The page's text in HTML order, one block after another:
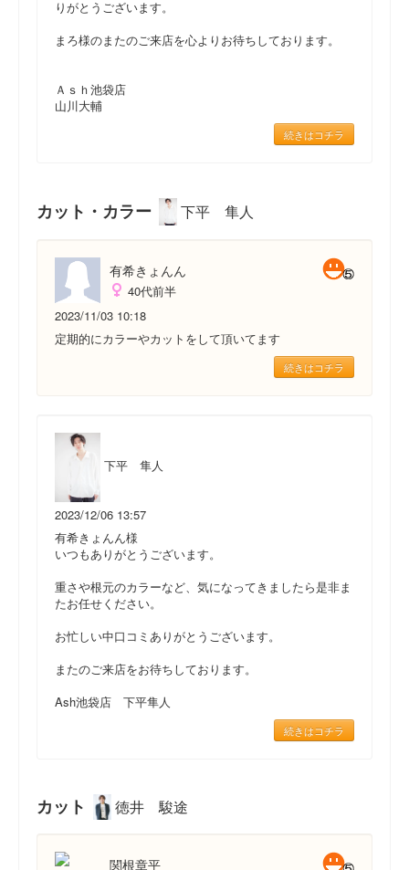
りがとうございます。
まろ様のまたのご来店を心よりお待ちしております。
Ａｓｈ池袋店
山川大輔
続きはコチラ
カット・カラー 下平 隼人
有希きょんん
40代前半
2023/11/03 10:18
定期的にカラーやカットをして頂いてます
続きはコチラ
下平 隼人
2023/12/06 13:57
有希きょんん様
いつもありがとうございます。
重さや根元のカラーなど、気になってきましたら是非ま
たお任せください。
お忙しい中口コミありがとうございます。
またのご来店をお待ちしております。
Ash池袋店 下平隼人
続きはコチラ
カット 徳井 駿途
関根章平